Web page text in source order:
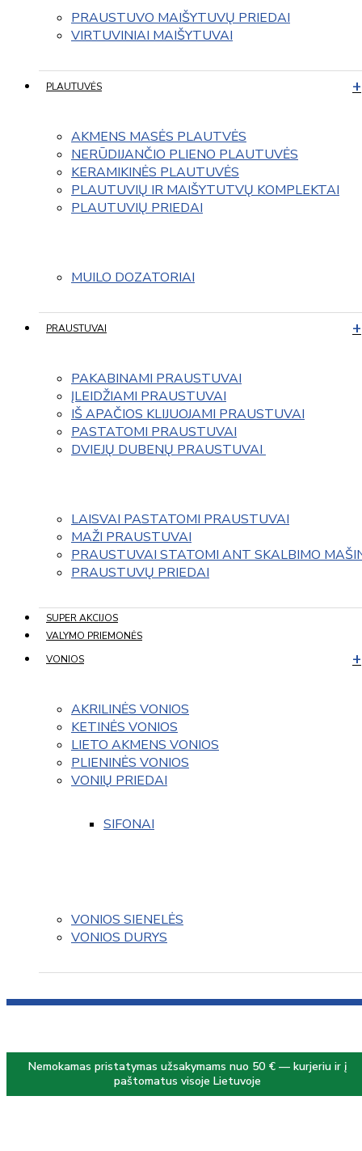
PRAUSTUVO MAIŠYTUVŲ PRIEDAI
VIRTUVINIAI MAIŠYTUVAI
PLAUTUVĖS
AKMENS MASĖS PLAUTVĖS
NERŪDIJANČIO PLIENO PLAUTUVĖS
KERAMIKINĖS PLAUTUVĖS
PLAUTUVIŲ IR MAIŠYTUTVŲ KOMPLEKTAI
PLAUTUVIŲ PRIEDAI
MUILO DOZATORIAI
PRAUSTUVAI
PAKABINAMI PRAUSTUVAI
ĮLEIDŽIAMI PRAUSTUVAI
IŠ APAČIOS KLIJUOJAMI PRAUSTUVAI
PASTATOMI PRAUSTUVAI
DVIEJŲ DUBENŲ PRAUSTUVAI
LAISVAI PASTATOMI PRAUSTUVAI
MAŽI PRAUSTUVAI
PRAUSTUVAI STATOMI ANT SKALBIMO
PRAUSTUVŲ PRIEDAI
SUPER AKCIJOS
VALYMO PRIEMONĖS
VONIOS
AKRILINĖS VONIOS
KETINĖS VONIOS
LIETO AKMENS VONIOS
PLIENINĖS VONIOS
VONIŲ PRIEDAI
SIFONAI
VONIOS SIENELĖS
VONIOS DURYS
Nemokamas pristatymas užsakymams nuo 50 € — kurjeriu ir į
paštomatus visoje Lietuvoje